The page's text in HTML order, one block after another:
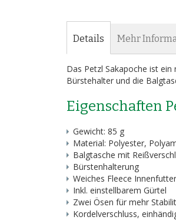
Details
Das Petzl Sakapoche ist
Bürstehalter und die
Eigenschaften
Gewicht: 85 g
Material: Polyester,
Balgtasche mit
Bürstenhalterung
Weiches Fleece Innenfutter
Inkl. einstellbarem Gürtel
Zwei Ösen für mehr
Kordelverschluss,
Mehr